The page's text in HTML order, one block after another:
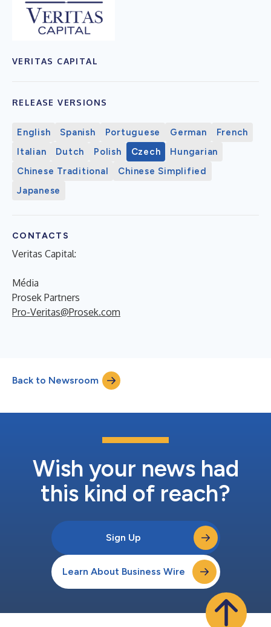
VERITAS CAPITAL
RELEASE VERSIONS
English Spanish Portuguese German
French
Italian
Dutch Polish Czech
Hungarian
Chinese Traditional
Chinese Simplified
Japanese
CONTACTS
Veritas Capital:
Média
Prosek Partners
Pro-Veritas@Prosek.com
Back to Newsroom
Wish your news had
this kind of reach?
Sign Up
Learn About Business Wire